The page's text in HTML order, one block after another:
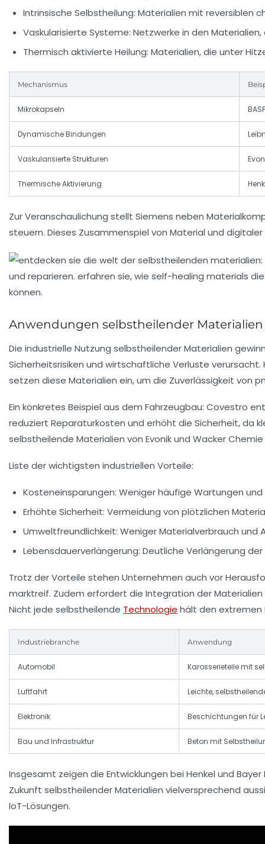
Intrinsische Selbstheilung: Materialien mit reversiblen
Vaskularisierte Systeme: Netzwerke in den
Thermisch aktivierte Heilung: Materialien, die unter
Mechanismus
Mikrokapseln
Dynamische Bindungen
Vaskularisierte Strukturen
Thermische Aktivierung
Zur Veranschaulichung stellt Siemens neben
steuern. Dieses Zusammenspiel von Material und
Anwendungen selbstheilender
Die industrielle Nutzung selbstheilender Materialien
Sicherheitsrisiken und wirtschaftliche Verluste
setzen diese Materialien ein, um die Zuverlässigkeit von
Ein konkretes Beispiel aus dem Fahrzeugbau: Covestro
reduziert Reparaturkosten und erhöht die Sicherheit, da
selbstheilende Materialien von Evonik und Wacker
Liste der wichtigsten industriellen Vorteile:
Kosteneinsparungen: Weniger häufige Wartungen und
Erhöhte Sicherheit: Vermeidung von plötzlichen
Umweltfreundlichkeit: Weniger Materialverbrauch und
Lebensdauerverlängerung: Deutliche Verlängerung
Trotz der Vorteile stehen Unternehmen auch vor
marktreif. Zudem erfordert die Integration der
Nicht jede selbstheilende Technologie hält den extremen
Industriebranche Anwendung
Automobil Karosserieteile mit
Luftfahrt Leichte,
Elektronik Beschichtungen für
Bau und Infrastruktur Beton mit
Insgesamt zeigen die Entwicklungen bei Henkel und
Zukunft selbstheilender Materialien vielversprechend
IoT-Lösungen.